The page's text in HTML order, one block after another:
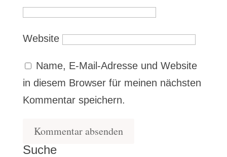
Website
Name, E-Mail-Adresse und Website
in diesem Browser für meinen nächsten
Kommentar speichern.
Suche